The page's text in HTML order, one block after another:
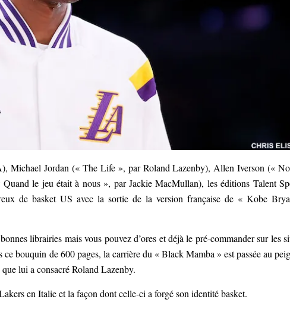
Michael Jordan (« The Life », par Roland Lazenby), Allen Iverson («
le jeu était à nous », par Jackie MacMullan), les éditions Talent
de basket US avec la sortie de la version française de « Kobe
librairies mais vous pouvez d’ores et déjà le pré-commander sur les
bouquin de 600 pages, la carrière du « Black Mamba » est passée au
lui a consacré Roland Lazenby.
en Italie et la façon dont celle-ci a forgé son identité basket.